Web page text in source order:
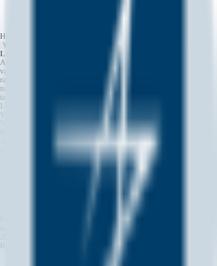
Huomautus: tiedot ovat vain viitteellisiä.
Yleiskatsaus Sosiaalinen
LMTON-rahakkeen reaaliaikaisen hinnan yhteenveto
Aug 7, 2026 LMTON-rahakkeen markkina-arvo on $4.38M, mikä
vastaa +0.03% muutosta viimeisen 24 tunnin aikana. LMTON-
rahakkeen tämänhetkinen hinta on $ 595.11, ja sen 24 tunnin
treidausvolyymi on $ 812.34K. LMTON-rahakkeen kierrossa oleva
tarjonta on 7.35K, ja sen suurin tarjonta on --. Markkina-arvoltaan
LMTON on sijalla 1651 kaikkien kryptovaluuttojen joukossa.
Viimeisen 24 tunnin aikana LMTON-rahakkeen korkein hinta oli
595.58 $ ja alin hinta oli 590.50 $.
$765.12 Mar 2, 2026
Alin hinta ja päivämäärä$442.29 Dec 2, 2025
Uutiset kolikosta Lockheed (Ondo Tokenized Stock)
(UTC)Neutraali
US Helps Prop Up Yen, but Japan Demands Trump Drop the
Federal Reserve Chairman Kevin Warsh Allegedly Prepared to
Support Interest Rate Hike at September Meeting
non-farm data, with institutional outlooks in review
Bitcoin price slips below $65K after US jobs data